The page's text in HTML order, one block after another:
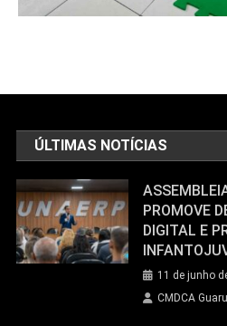
ÚLTIMAS NOTÍCIAS
PROMOVE
DIGITAL E
11 de junho
CMDCA